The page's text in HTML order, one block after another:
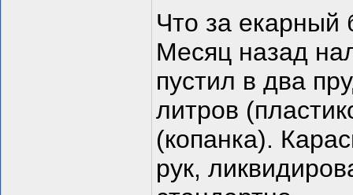
Что за екарный
Месяц назад
пустил в два
литров
(копанка).
рук,